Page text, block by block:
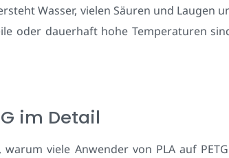
Wasser, vielen Säuren und Laugen
oder dauerhaft hohe Temperaturen
im Detail
viele Anwender von PLA auf